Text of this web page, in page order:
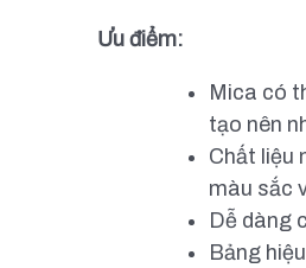
Ưu điểm:
Mica có
tạo nên
Chất liệu
màu sắc
Dễ dàng
Bảng